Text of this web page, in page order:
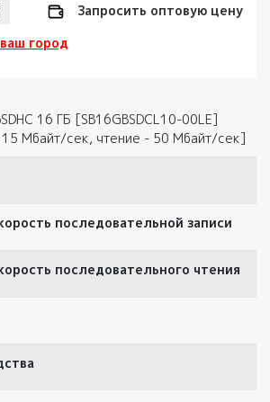
Запросить оптовую цену
город
16 ГБ [SB16GBSDCL10-00LE]
15 Мбайт/сек, чтение - 50 Мбайт/сек]
последовательной записи
последовательного чтения